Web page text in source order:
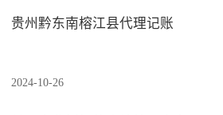
贵州黔东南榕江县代理记账
2024-10-26